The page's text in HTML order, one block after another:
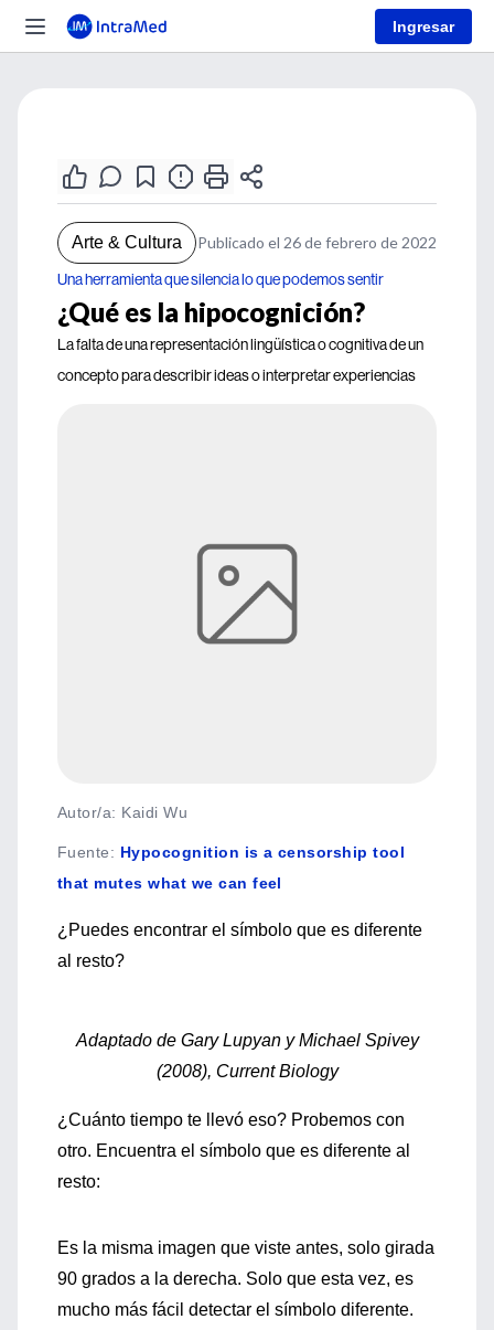
Ingresar
Arte & Cultura Publicado el 26 de febrero de 2022
Una herramienta que silencia lo que podemos sentir
¿Qué es la hipocognición?
La falta de una representación lingüística o cognitiva de un
concepto para describir ideas o interpretar experiencias
Autor/a: Kaidi Wu
Fuente: Hypocognition is a censorship tool
that mutes what we can feel
¿Puedes encontrar el símbolo que es diferente
al resto?
Adaptado de Gary Lupyan y Michael Spivey
(2008), Current Biology
¿Cuánto tiempo te llevó eso? Probemos con
otro. Encuentra el símbolo que es diferente al
resto:
Es la misma imagen que viste antes, solo girada
90 grados a la derecha. Solo que esta vez, es
mucho más fácil detectar el símbolo diferente.